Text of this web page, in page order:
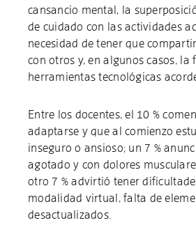
cansancio mental, la
de cuidado con las actividades
necesidad de tener que
con otros y, en algunos casos, la
herramientas tecnológicas
Entre los docentes, el 10 %
adaptarse y que al comienzo
inseguro o ansioso; un 7 %
agotado y con dolores
otro 7 % advirtió tener
modalidad virtual, falta de
desactualizados.